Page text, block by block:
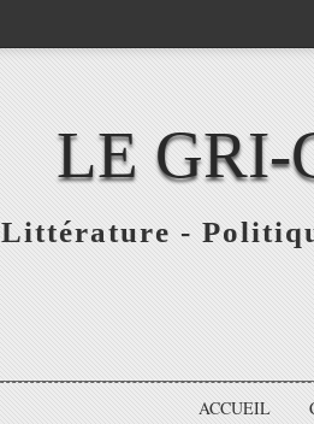
LE GRI-
Littérature -
ACCUEIL